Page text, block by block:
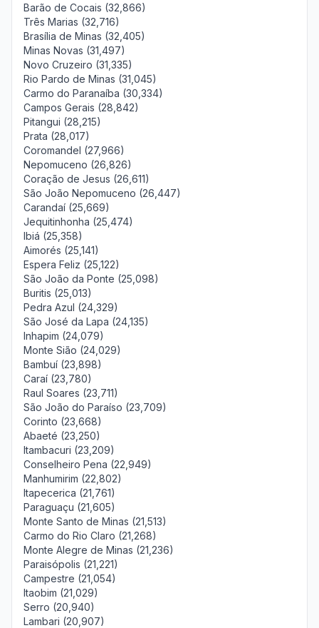
Barão de Cocais (32,866)
Três Marias (32,716)
Brasília de Minas (32,405)
Minas Novas (31,497)
Novo Cruzeiro (31,335)
Rio Pardo de Minas (31,045)
Carmo do Paranaíba (30,334)
Campos Gerais (28,842)
Pitangui (28,215)
Prata (28,017)
Coromandel (27,966)
Nepomuceno (26,826)
Coração de Jesus (26,611)
São João Nepomuceno (26,447)
Carandaí (25,669)
Jequitinhonha (25,474)
Ibiá (25,358)
Aimorés (25,141)
Espera Feliz (25,122)
São João da Ponte (25,098)
Buritis (25,013)
Pedra Azul (24,329)
São José da Lapa (24,135)
Inhapim (24,079)
Monte Sião (24,029)
Bambuí (23,898)
Caraí (23,780)
Raul Soares (23,711)
São João do Paraíso (23,709)
Corinto (23,668)
Abaeté (23,250)
Itambacuri (23,209)
Conselheiro Pena (22,949)
Manhumirim (22,802)
Itapecerica (21,761)
Paraguaçu (21,605)
Monte Santo de Minas (21,513)
Carmo do Rio Claro (21,268)
Monte Alegre de Minas (21,236)
Paraisópolis (21,221)
Campestre (21,054)
Itaobim (21,029)
Serro (20,940)
Lambari (20,907)